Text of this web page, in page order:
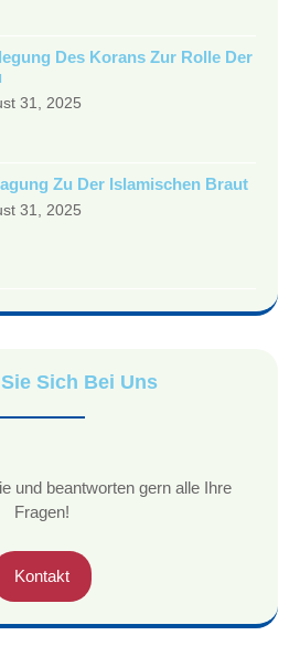
Des Korans Zur Rolle Der
31, 2025
Zu Der Islamischen Braut
31, 2025
Sich Bei Uns
und beantworten gern alle Ihre
Fragen!
Kontakt